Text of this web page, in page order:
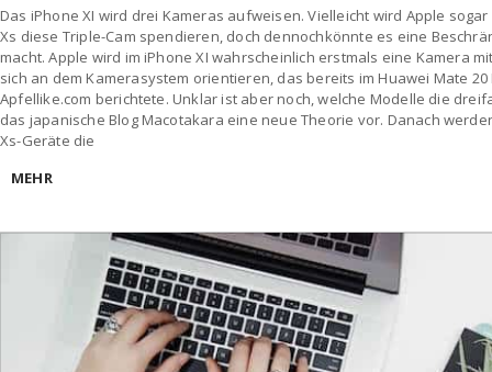
Das iPhone XI wird drei Kameras aufweisen. Vielleicht wird Apple
Xs diese Triple-Cam spendieren, doch dennochkönnte es eine
macht. Apple wird im iPhone XI wahrscheinlich erstmals eine Kamera
sich an dem Kamerasystem orientieren, das bereits im Huawei Mate 20
Apfellike.com berichtete. Unklar ist aber noch, welche Modelle die
das japanische Blog Macotakara eine neue Theorie vor. Danach
Xs-Geräte die
MEHR